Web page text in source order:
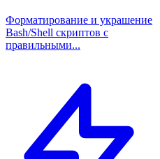
Форматирование и украшение
Bash/Shell скриптов с
правильными...